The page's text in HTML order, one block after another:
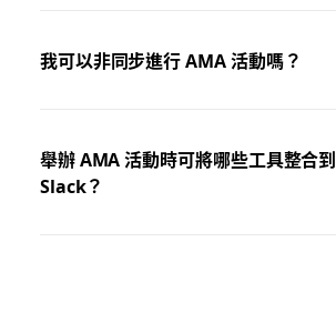
我可以非同步進行 AMA 活動嗎？
舉辦 AMA 活動時可將哪些工具整合到
Slack？